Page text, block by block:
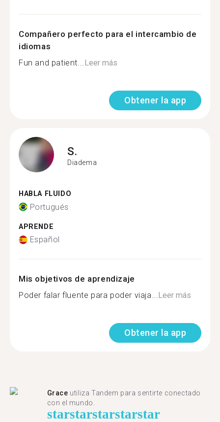
Compañero perfecto para el intercambio de
idiomas
Fun and patient...Leer más
Obtener la app
S.
Diadema
HABLA FLUIDO
Portugués
APRENDE
Español
Mis objetivos de aprendizaje
Poder falar fluente para poder viaja...Leer más
Obtener la app
Grace utiliza Tandem para sentirte conectado
con el mundo.
starstarstarstarstar